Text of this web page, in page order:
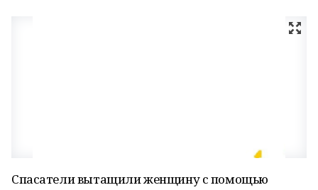
Спасатели вытащили женщину с помощью